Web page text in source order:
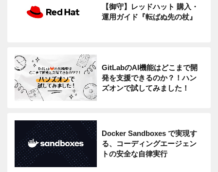
【御守】レッドハット 購入・
運用ガイド『転ばぬ先の杖』
GitLabのAI機能はどこまで開
発を支援できるのか？！ハン
ズオンで試してみました！
Docker Sandboxes で実現す
る、コーディングエージェン
トの安全な自律実行